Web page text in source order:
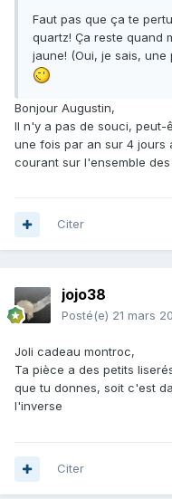
Faut pas que ça te
quartz! Ça reste quand
jaune! (Oui, je sais, une
Bonjour Augustin,
Il n'y a pas de souci, peut-
une fois par an sur 4 jours
courant sur l'ensemble
Citer
jojo38
Posté(e) 21 mars
Joli cadeau montroc,
Ta pièce a des petits
que tu donnes, soit c'est
l'inverse
Citer